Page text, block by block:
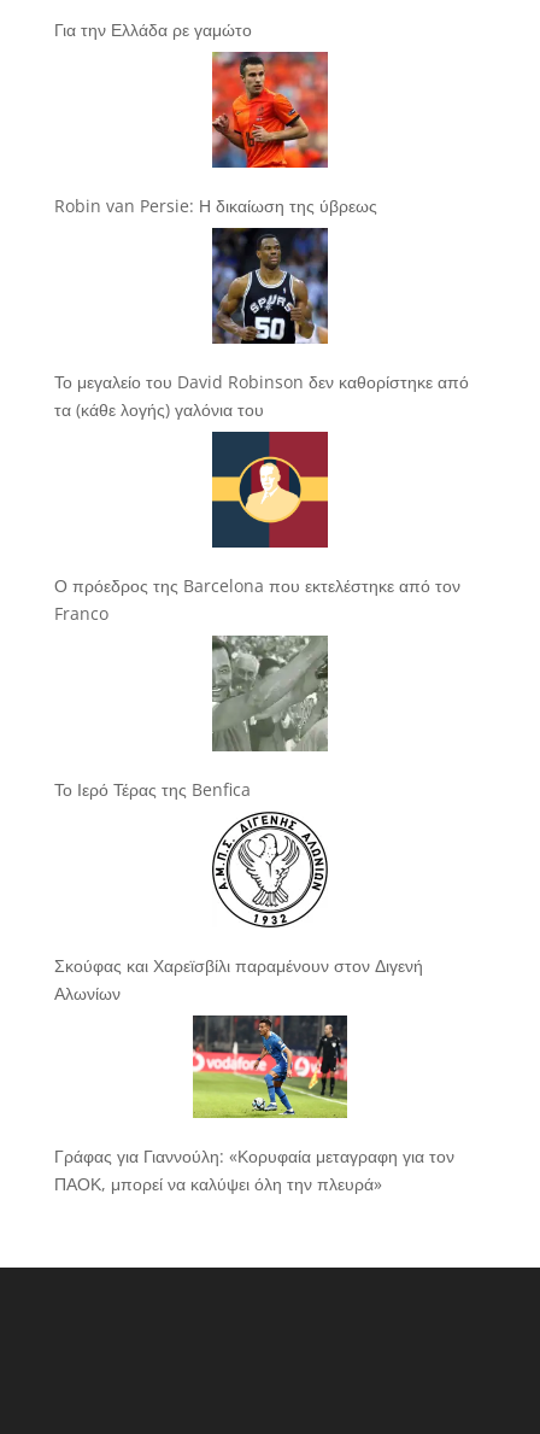
Για την Ελλάδα ρε γαμώτο
Robin van Persie: Η δικαίωση της ύβρεως
Το μεγαλείο του David Robinson δεν καθορίστηκε από
τα (κάθε λογής) γαλόνια του
Ο πρόεδρος της Barcelona που εκτελέστηκε από τον
Franco
Το Ιερό Τέρας της Benfica
Σκούφας και Χαρεϊσβίλι παραμένουν στον Διγενή
Αλωνίων
Γράφας για Γιαννούλη: «Κορυφαία μεταγραφη για τον
ΠΑΟΚ, μπορεί να καλύψει όλη την πλευρά»